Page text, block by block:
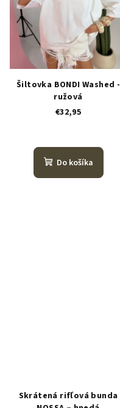
Šiltovka BONDI Washed -
ružová
€32,95
Do košíka
Skrátená rifľová bunda